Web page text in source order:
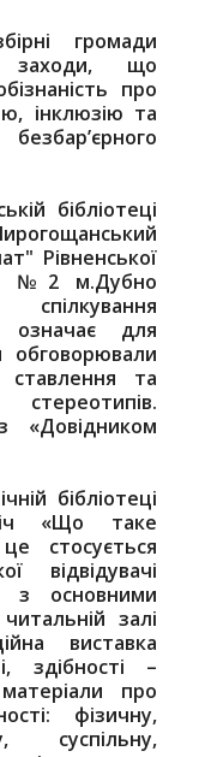
громади
заходи, що
про
інклюзію та
бібліотеці
Рівненської
№2 м.Дубно
означає для
ставлення та
«Довідником
бібліотеці
«Що таке
стосується
відвідувачі
з основними
залі
виставка
здібності –
про
фізичну,
суспільну,